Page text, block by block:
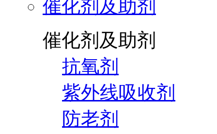
催化剂及助剂
催化剂及助剂
抗氧剂
紫外线吸收剂
防老剂